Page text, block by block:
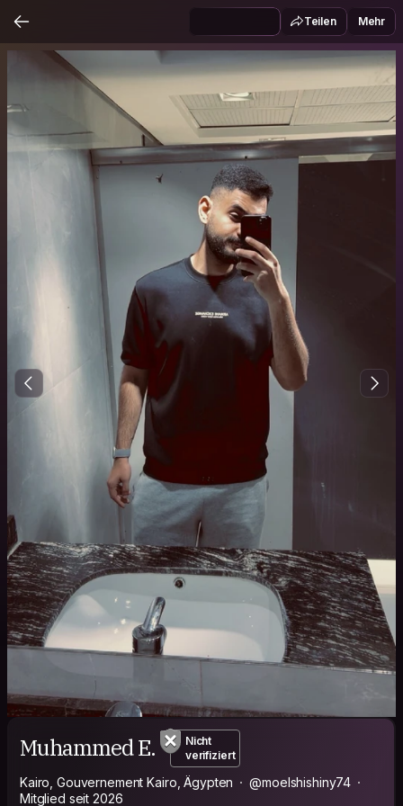
Teilen Mehr
Muhammed E.
Nicht
verifiziert
Kairo, Gouvernement Kairo, Ägypten
@moelshishiny74
Mitglied seit 2026